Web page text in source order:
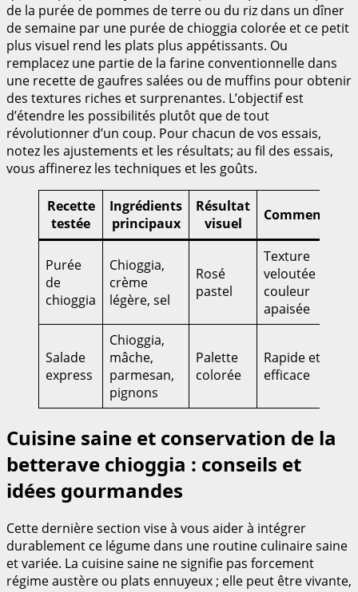
de la purée de pommes de terre ou du riz dans un dîner
de semaine par une purée de chioggia colorée et ce petit
plus visuel rend les plats plus appétissants. Ou
remplacez une partie de la farine conventionnelle dans
une recette de gaufres salées ou de muffins pour obtenir
des textures riches et surprenantes. L’objectif est
d’étendre les possibilités plutôt que de tout
révolutionner d’un coup. Pour chacun de vos essais,
notez les ajustements et les résultats; au fil des essais,
vous affinerez les techniques et les goûts.
Recette
testée
Ingrédients
principaux
Résultat
visuel
Commentaires
Purée
de
chioggia
Chioggia,
crème
légère, sel
Rosé
pastel
Texture
veloutée et
couleur
apaisée
Salade
express
Chioggia,
mâche,
parmesan,
pignons
Palette
colorée
Rapide et
efficace
Cuisine saine et conservation de la
betterave chioggia : conseils et
idées gourmandes
Cette dernière section vise à vous aider à intégrer
durablement ce légume dans une routine culinaire saine
et variée. La cuisine saine ne signifie pas forcement
régime austère ou plats ennuyeux ; elle peut être vivante,